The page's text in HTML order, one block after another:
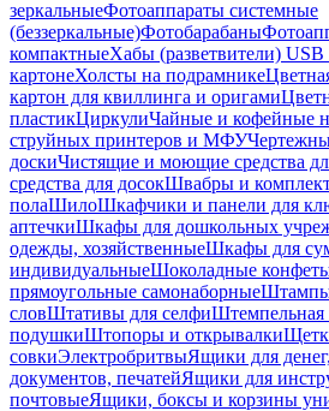
зеркальныеФотоаппараты системные
(беззеркальные)Фотобарабаны
компактныеХабы (разветвители) USB
картонеХолсты на подрамнике
картон для квиллинга и оригами
пластикЦиркулиЧайные и кофейные
струйных принтеров и МФУ
доскиЧистящие и моющие средства
средства для досокШвабры и
полаШилоШкафчики и панели для
аптечкиШкафы для дошкольных
одежды, хозяйственныеШкафы для
индивидуальныеШоколадные
прямоугольные самонаборныеШтампы
словШтативы для селфиШтемпельная
подушкиШтопоры и открывалки
совкиЭлектробритвыЯщики для
документов, печатейЯщики для
почтовыеЯщики, боксы и корзины